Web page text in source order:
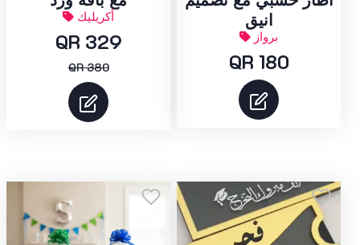
أكريليك
QR 329
QR 380
انيق
برواز
QR 180